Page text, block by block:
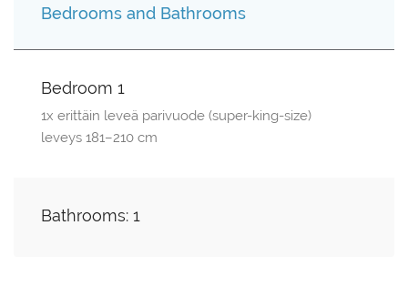
Bedrooms and Bathrooms
Bedroom 1
1x erittäin leveä parivuode (super-king-size)
leveys 181–210 cm
Bathrooms: 1